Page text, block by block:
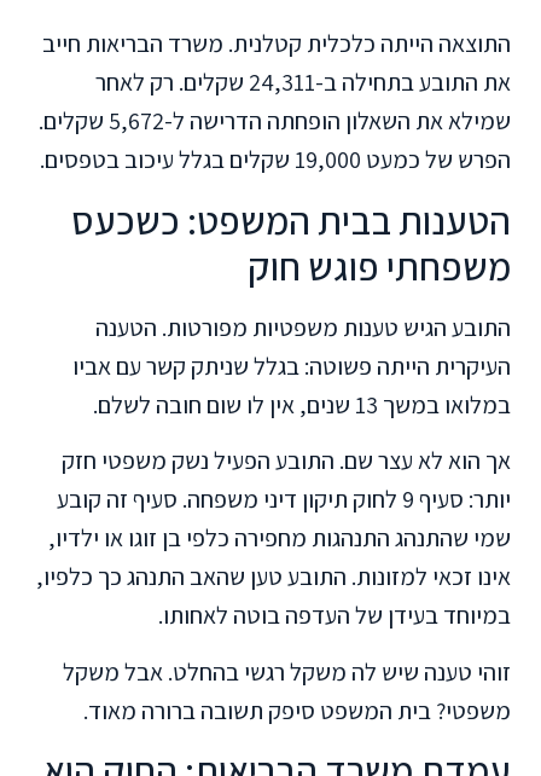
התוצאה הייתה כלכלית קטלנית. משרד הבריאות חייב
את התובע בתחילה ב-24,311 שקלים. רק לאחר
שמילא את השאלון הופחתה הדרישה ל-5,672 שקלים.
הפרש של כמעט 19,000 שקלים בגלל עיכוב בטפסים.
הטענות בבית המשפט: כשכעס
משפחתי פוגש חוק
התובע הגיש טענות משפטיות מפורטות. הטענה
העיקרית הייתה פשוטה: בגלל שניתק קשר עם אביו
במלואו במשך 13 שנים, אין לו שום חובה לשלם.
אך הוא לא עצר שם. התובע הפעיל נשק משפטי חזק
יותר: סעיף 9 לחוק תיקון דיני משפחה. סעיף זה קובע
שמי שהתנהג התנהגות מחפירה כלפי בן זוגו או ילדיו,
אינו זכאי למזונות. התובע טען שהאב התנהג כך כלפיו,
במיוחד בעידן של העדפה בוטה לאחותו.
זוהי טענה שיש לה משקל רגשי בהחלט. אבל משקל
משפטי? בית המשפט סיפק תשובה ברורה מאוד.